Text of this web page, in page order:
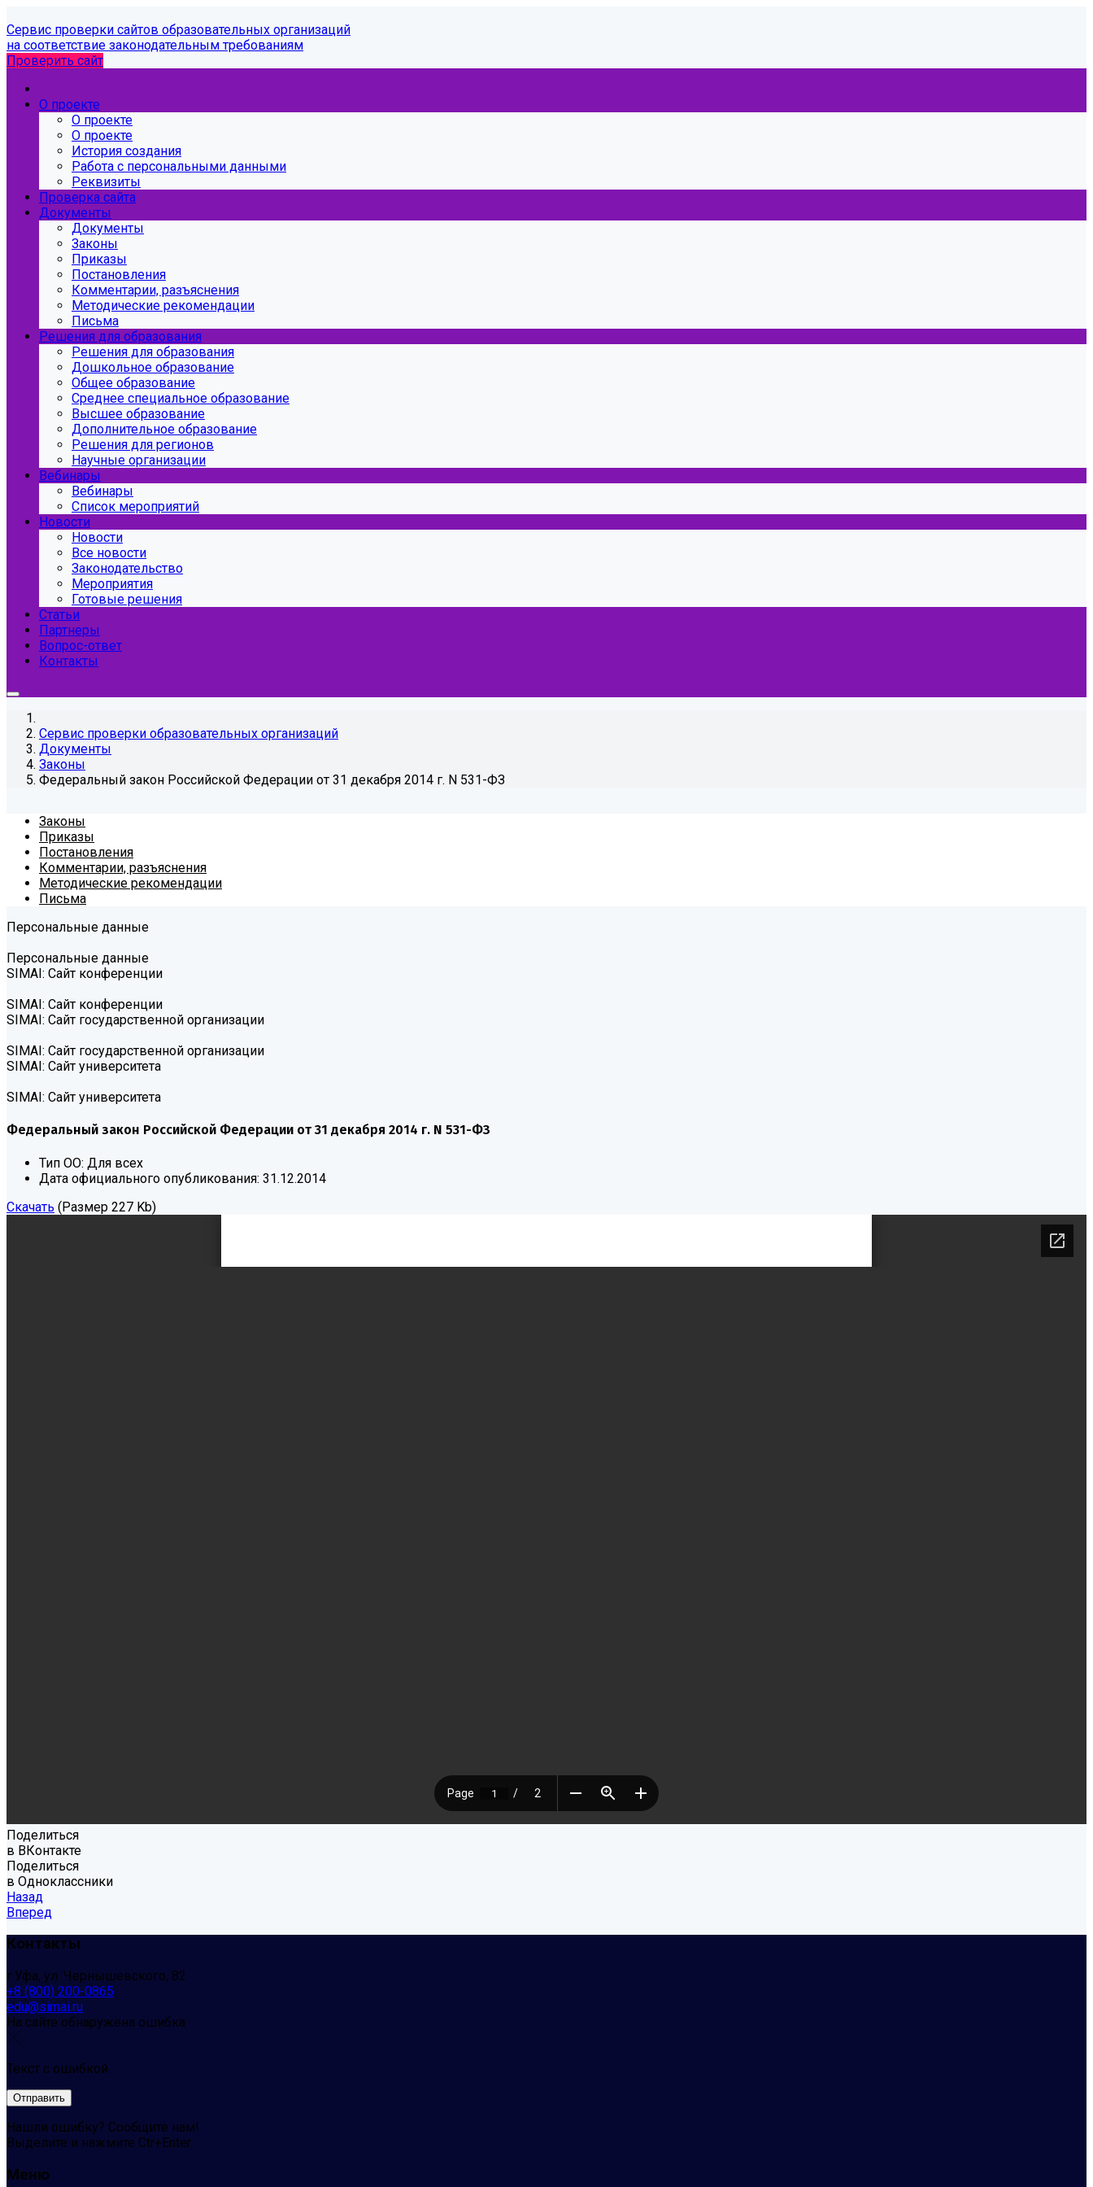
Сервис проверки сайтов образовательных организаций
на соответствие законодательным требованиям
Проверить сайт
О проекте
О проекте
О проекте
История создания
Работа с персональными данными
Реквизиты
Проверка сайта
Документы
Документы
Законы
Приказы
Постановления
Комментарии, разъяснения
Методические рекомендации
Письма
Решения для образования
Решения для образования
Дошкольное образование
Общее образование
Среднее специальное образование
Высшее образование
Дополнительное образование
Решения для регионов
Научные организации
Вебинары
Вебинары
Список мероприятий
Новости
Новости
Все новости
Законодательство
Мероприятия
Готовые решения
Статьи
Партнеры
Вопрос-ответ
Контакты
Сервис проверки образовательных организаций
Документы
Законы
Федеральный закон Российской Федерации от 31 декабря 2014 г. N 531-ФЗ
Законы
Приказы
Постановления
Комментарии, разъяснения
Методические рекомендации
Письма
Персональные данные
Персональные данные
SIMAI: Сайт конференции
SIMAI: Сайт конференции
SIMAI: Сайт государственной организации
SIMAI: Сайт государственной организации
SIMAI: Сайт университета
SIMAI: Сайт университета
Федеральный закон Российской Федерации от 31 декабря 2014 г. N 531-ФЗ
Тип ОО: Для всех
Дата официального опубликования: 31.12.2014
Скачать (Размер 227 Kb)
Поделиться
в ВКонтакте
Поделиться
в Одноклассники
Назад
Вперед
Контакты
г.Уфа, ул. Чернышевского, 82
+8 (800) 200-0865
edu@simai.ru
На сайте обнаружена ошибка
Текст с ошибкой
Нашли ошибку? Сообщите нам!
Выделите и нажмите Ctr+Enter
Меню